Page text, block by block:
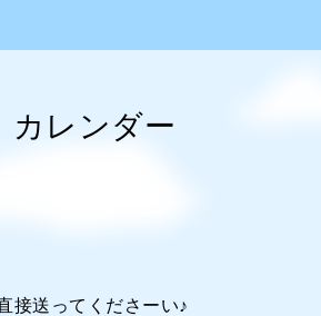
カレンダー
接送ってくださーい♪